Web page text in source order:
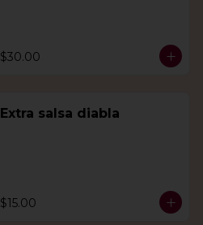
$30.00
Extra salsa diabla
$15.00